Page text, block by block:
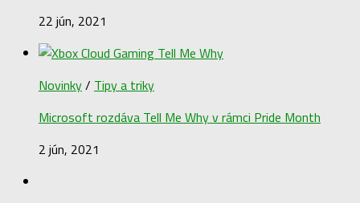
22 jún, 2021
Novinky/ Tipy a triky
Microsoft rozdáva Tell Me Why v rámci Pride Month
2 jún, 2021